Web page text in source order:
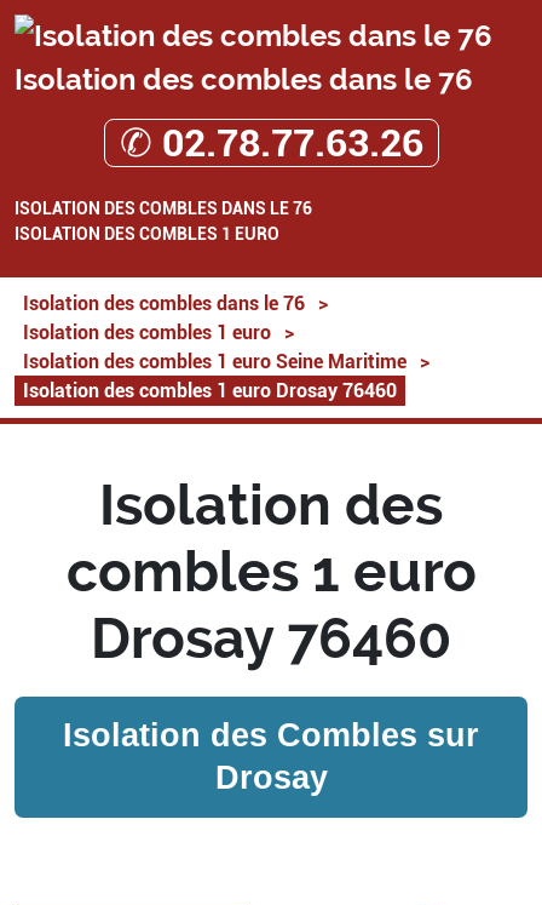
Isolation des combles dans le 76
✆ 02.78.77.63.26
ISOLATION DES COMBLES DANS LE 76
ISOLATION DES COMBLES 1 EURO
Isolation des combles dans le 76
>
Isolation des combles 1 euro
>
Isolation des combles 1 euro Seine Maritime
>
Isolation des combles 1 euro Drosay 76460
Isolation des
combles 1 euro
Drosay 76460
Isolation des Combles sur
Drosay